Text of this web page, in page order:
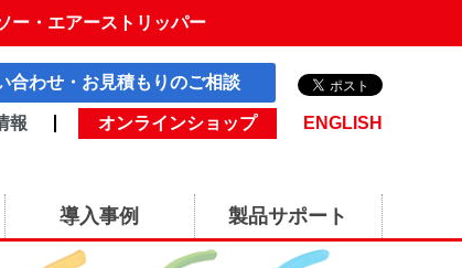
ー・エアーストリッパー
合わせ・お見積もりのご相談
報 オンラインショップ ENGLISH
導入事例 製品サポート